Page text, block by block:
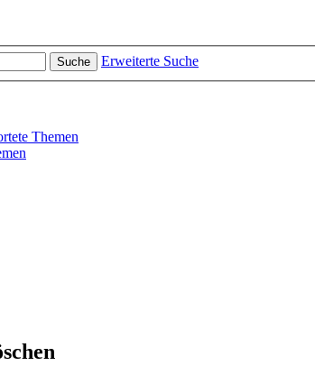
Suche Erweiterte Suche
Themen